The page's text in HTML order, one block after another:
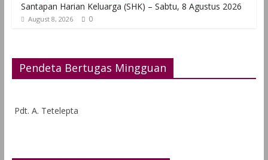
Santapan Harian Keluarga (SHK) – Sabtu, 8 Agustus 2026
August 8, 2026 0
Pendeta Bertugas Mingguan
Pdt. A. Tetelepta